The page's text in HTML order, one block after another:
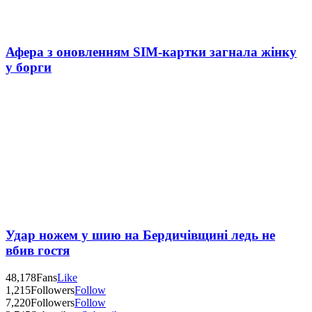
Афера з оновленням SIM-картки загнала жінку
у борги
Удар ножем у шию на Бердичівщині ледь не
вбив гостя
48,178FansLike
1,215FollowersFollow
7,220FollowersFollow